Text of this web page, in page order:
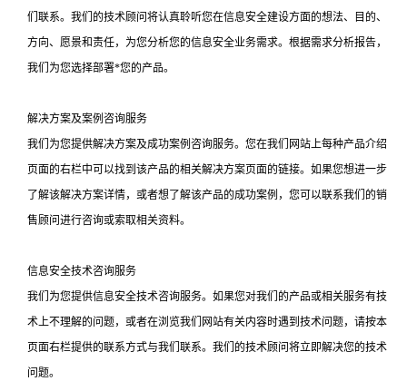
们联系。我们的技术顾问将认真聆听您在信息安全建设方面的想法、目的、
方向、愿景和责任，为您分析您的信息安全业务需求。根据需求分析报告，
我们为您选择部署*您的产品。
解决方案及案例咨询服务
我们为您提供解决方案及成功案例咨询服务。您在我们网站上每种产品介绍
页面的右栏中可以找到该产品的相关解决方案页面的链接。如果您想进一步
了解该解决方案详情，或者想了解该产品的成功案例，您可以联系我们的销
售顾问进行咨询或索取相关资料。
信息安全技术咨询服务
我们为您提供信息安全技术咨询服务。如果您对我们的产品或相关服务有技
术上不理解的问题，或者在浏览我们网站有关内容时遇到技术问题，请按本
页面右栏提供的联系方式与我们联系。我们的技术顾问将立即解决您的技术
问题。